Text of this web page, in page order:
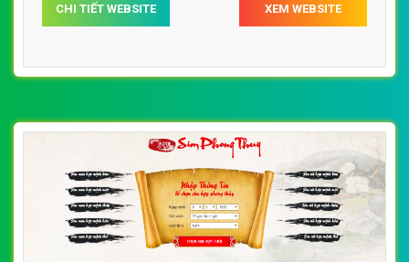
CHI TIẾT WEBSITE XEM WEBSITE